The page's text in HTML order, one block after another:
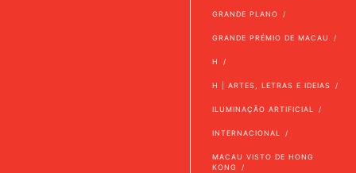
GRANDE PLANO
GRANDE PRÉMIO DE MACAU
H
H | ARTES, LETRAS E IDEIAS
ILUMINAÇÃO ARTIFICIAL
INTERNACIONAL
MACAU VISTO DE HONG
KONG